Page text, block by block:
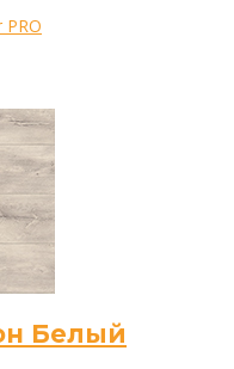
Белый